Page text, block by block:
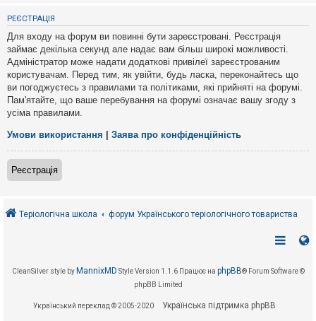
з
в
і
д
п
о
в
і
д
е
й
А
к
т
и
і
РЕЄСТРАЦІЯ
Для входу на форум ви повинні бути зареєстровані. Реєстрація
займає декілька секунд але надає вам більш широкі можливості.
Адміністратор може надати додаткові привілеї зареєстрованим
користувачам. Перед тим, як увійти, будь ласка, переконайтесь що
ви погоджуєтесь з правилами та політиками, які прийняті на форумі.
Пам'ятайте, що ваше перебування на форумі означає вашу згоду з
усіма правилами.
Умови використання Заява про конфіденційність
Реєстрація
Теріологічна школа форум Українського теріологічного товариства
CleanSilver style by MannixMD Style Version 1.1.6 Працює на phpBB® Forum Software ©
phpBB Limited
Український переклад © 2005-2020 Українська підтримка phpBB